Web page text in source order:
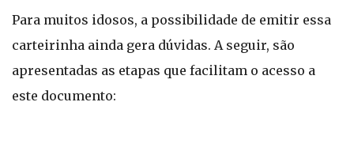
Para muitos idosos, a possibilidade de emitir essa
carteirinha ainda gera dúvidas. A seguir, são
apresentadas as etapas que facilitam o acesso a
este documento: